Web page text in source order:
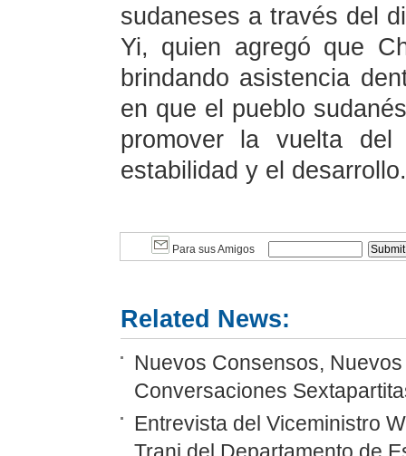
sudaneses a través del
Yi, quien agregó que
brindando asistencia
en que el pueblo
promover la vuelta
estabilidad y el desarrollo.
Para sus Amigos
Related News:
Nuevos Consensos,
Conversaciones
Entrevista del Viceministro